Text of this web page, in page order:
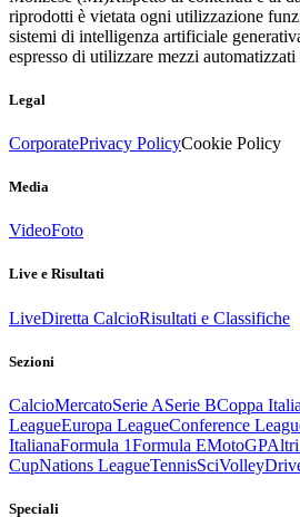
riprodotti è vietata ogni utilizzazione
sistemi di intelligenza artificiale
espresso di utilizzare mezzi
Legal
CorporatePrivacy PolicyCookie Policy
Media
VideoFoto
Live e Risultati
LiveDiretta CalcioRisultati e Classifiche
Sezioni
CalcioMercatoSerie ASerie BCoppa Italia
LeagueEuropa LeagueConference
ItalianaFormula 1Formula EMotoGP
CupNations LeagueTennisSciVolley
Speciali